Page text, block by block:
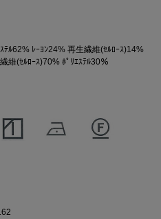
ﾃﾙ62% ﾚｰﾖﾝ24% 再生繊維(ｾﾙﾛｰｽ)14%
維(ｾﾙﾛｰｽ)70% ﾎﾟﾘｴｽﾃﾙ30％